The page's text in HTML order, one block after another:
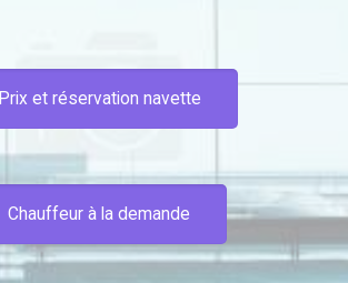
Prix et réservation navette
Chauffeur à la demande